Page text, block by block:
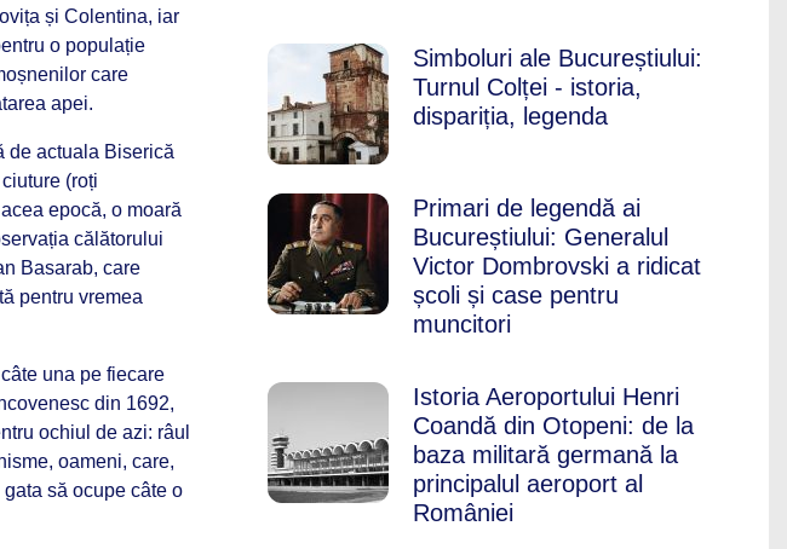
și Colentina, iar
o populație
care
apei.
de actuala Biserică
(roți
epocă, o moară
călătorului
Basarab, care
pentru vremea
una pe fiecare
din 1692,
ochiul de azi: râul
oameni, care,
să ocupe câte o
Simboluri ale Bucureștiului:
Turnul Colței - istoria,
dispariția, legenda
Primari de legendă ai
Bucureștiului: Generalul
Victor Dombrovski a ridicat
școli și case pentru
muncitori
Istoria Aeroportului Henri
Coandă din Otopeni: de la
baza militară germană la
principalul aeroport al
României